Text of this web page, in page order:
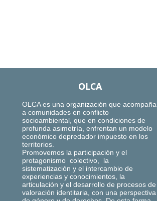
OLCA
OLCA es una organización que acompaña
a comunidades en conflicto
socioambiental, que en condiciones de
profunda asimetría, enfrentan un modelo
económico depredador impuesto en los
territorios.
Promovemos la participación y el
protagonismo colectivo, la
sistematización y el intercambio de
experiencias y conocimientos, la
articulación y el desarrollo de procesos de
valoración identitaria, con una perspectiva